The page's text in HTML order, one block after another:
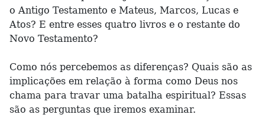
o Antigo Testamento e Mateus, Marcos, Lucas e
Atos? E entre esses quatro livros e o restante do
Novo Testamento?
Como nós percebemos as diferenças? Quais são as
implicações em relação à forma como Deus nos
chama para travar uma batalha espiritual? Essas
são as perguntas que iremos examinar.